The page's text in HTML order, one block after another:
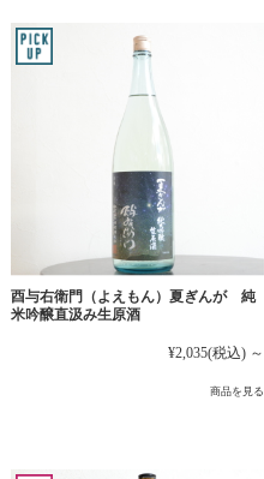
酉与右衛門（よえもん）夏ぎんが 純
米吟醸直汲み生原酒
¥2,035(税込) ～
商品を見る